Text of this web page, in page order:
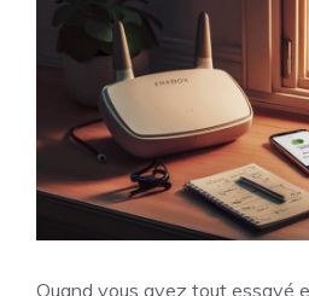
Quand vous avez tout essayé